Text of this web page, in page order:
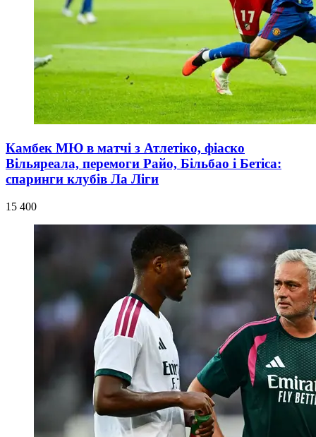
Камбек МЮ в матчі з Атлетіко, фіаско
Вільяреала, перемоги Райо, Більбао і Бетіса:
спаринги клубів Ла Ліги
15 400